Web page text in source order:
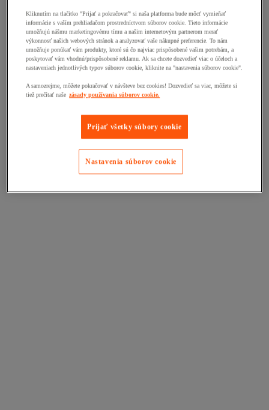
Kliknutím na tlačitko "Prijať a pokračovať" si naša platforma bude môcť vymieňať
informácie s vaším prehliadačom prostredníctvom súborov cookie. Tieto informácie
umožňujú nášmu marketingovému tímu a našim internetovým partnerom merať
výkonnosť našich webových stránok a analyzovať vaše nákupné preferencie. To nám
umožňuje ponúkať vám produkty, ktoré sú čo najviac prispôsobené vašim potrebám, a
poskytovať vám vhodnú/prispôsobené reklamu. Ak sa chcete dozvedieť viac o účeloch a
nastaveniach jednotlivých typov súborov cookie, kliknite na "nastavenia súborov cookie".
A samozrejme, môžete pokračovať v návšteve bez cookies! Dozvedieť sa viac, môžete si
tiež prečítať naše zásady používania súborov cookie.
Prijať všetky súbory cookie
Nastavenia súborov cookie